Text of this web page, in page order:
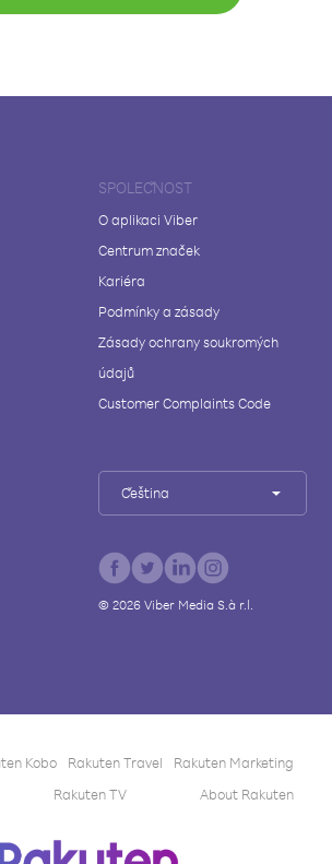
SPOLEČNOST
O aplikaci Viber
Centrum značek
Kariéra
Podmínky a zásady
Zásady ochrany soukromých
údajů
Customer Complaints Code
Čeština
© 2026Viber Media S.à r.l.
Kobo Rakuten Travel
Rakuten Marketing
Rakuten TV About Rakuten